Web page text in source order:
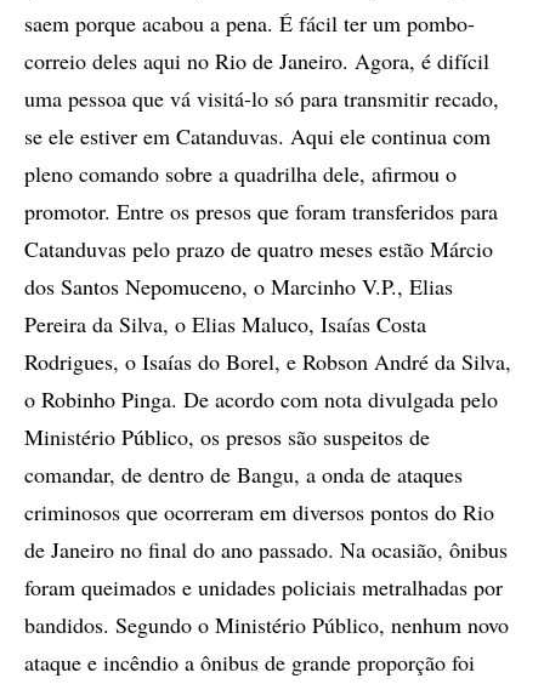
saem porque acabou a pena. É fácil ter um pombo-
correio deles aqui no Rio de Janeiro. Agora, é difícil
uma pessoa que vá visitá-lo só para transmitir recado,
se ele estiver em Catanduvas. Aqui ele continua com
pleno comando sobre a quadrilha dele, afirmou o
promotor. Entre os presos que foram transferidos para
Catanduvas pelo prazo de quatro meses estão Márcio
dos Santos Nepomuceno, o Marcinho V.P., Elias
Pereira da Silva, o Elias Maluco, Isaías Costa
Rodrigues, o Isaías do Borel, e Robson André da Silva,
o Robinho Pinga. De acordo com nota divulgada pelo
Ministério Público, os presos são suspeitos de
comandar, de dentro de Bangu, a onda de ataques
criminosos que ocorreram em diversos pontos do Rio
de Janeiro no final do ano passado. Na ocasião, ônibus
foram queimados e unidades policiais metralhadas por
bandidos. Segundo o Ministério Público, nenhum novo
ataque e incêndio a ônibus de grande proporção foi